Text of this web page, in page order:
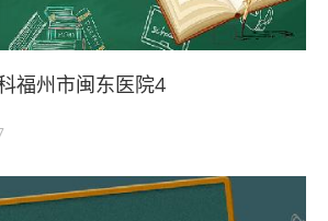
福州市闽东医院4